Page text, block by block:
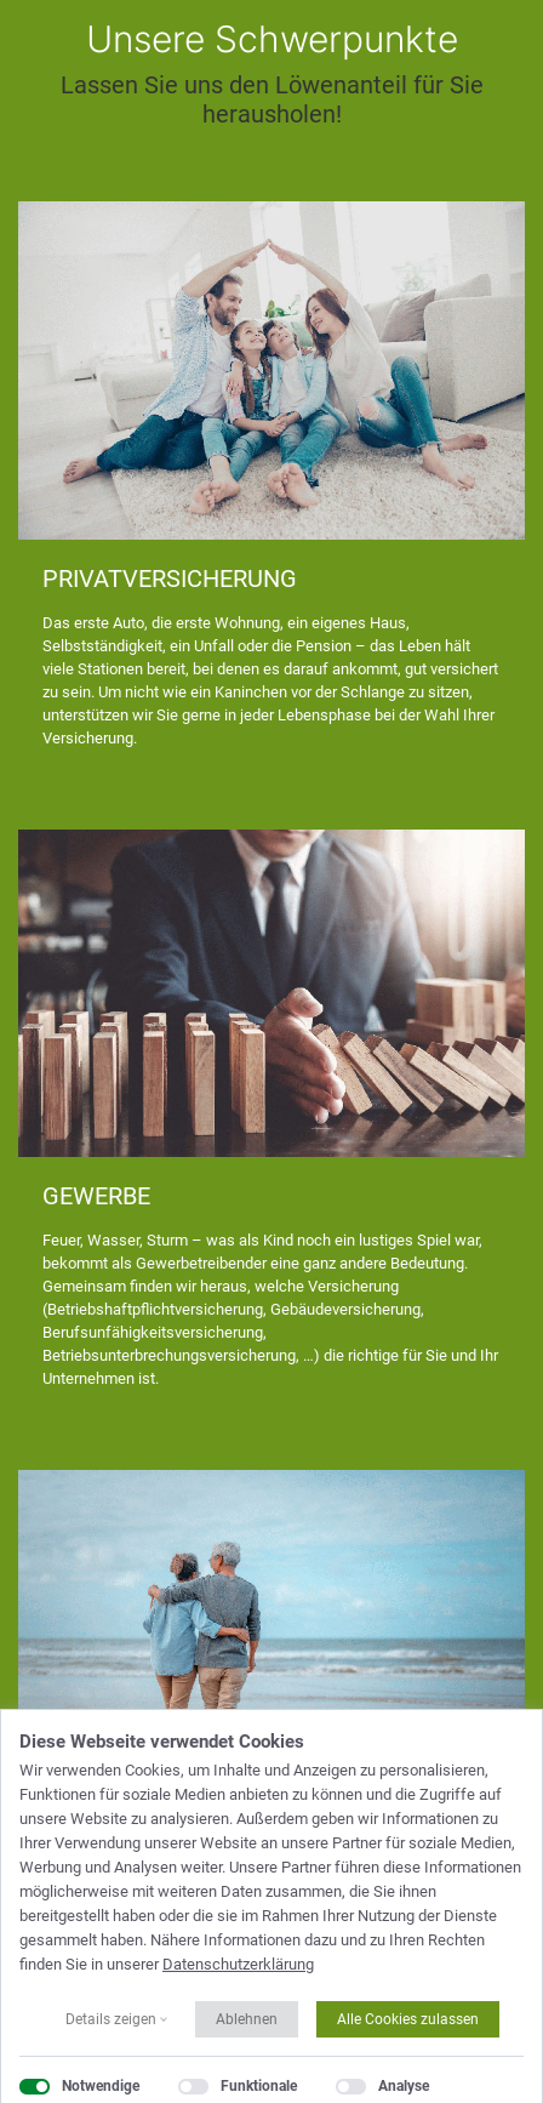
Unsere Schwerpunkte
Lassen Sie uns den Löwenanteil für Sie
herausholen!
PRIVATVERSICHERUNG
Das erste Auto, die erste Wohnung, ein eigenes Haus,
Selbstständigkeit, ein Unfall oder die Pension – das Leben hält
viele Stationen bereit, bei denen es darauf ankommt, gut versichert
zu sein. Um nicht wie ein Kaninchen vor der Schlange zu sitzen,
unterstützen wir Sie gerne in jeder Lebensphase bei der Wahl Ihrer
Versicherung.
GEWERBE
Feuer, Wasser, Sturm – was als Kind noch ein lustiges Spiel war,
bekommt als Gewerbetreibender eine ganz andere Bedeutung.
Gemeinsam finden wir heraus, welche Versicherung
(Betriebshaftpflichtversicherung, Gebäudeversicherung,
Berufsunfähigkeitsversicherung,
Betriebsunterbrechungsversicherung, …) die richtige für Sie und Ihr
Unternehmen ist.
Pensionsvorsorge
Es kann immer etwas passieren, doch mit der richtigen
Zukunftsvorsorge können wir Ihnen zumindest die finanziellen
Sorgen nehmen! Egal ob Risiko-, Renten-, Berufsunfähigkeits-, Er-
und Ablebensversicherung, eine private Pflegeversicherung oder
Diese Webseite verwendet Cookies
Wir verwenden Cookies, um Inhalte und Anzeigen zu personalisieren,
Funktionen für soziale Medien anbieten zu können und die Zugriffe auf
unsere Website zu analysieren. Außerdem geben wir Informationen zu
Ihrer Verwendung unserer Website an unsere Partner für soziale Medien,
Werbung und Analysen weiter. Unsere Partner führen diese Informationen
möglicherweise mit weiteren Daten zusammen, die Sie ihnen
bereitgestellt haben oder die sie im Rahmen Ihrer Nutzung der Dienste
gesammelt haben. Nähere Informationen dazu und zu Ihren Rechten
finden Sie in unserer Datenschutzerklärung
Details zeigen Ablehnen Alle Cookies zulassen
Notwendige Funktionale Analyse